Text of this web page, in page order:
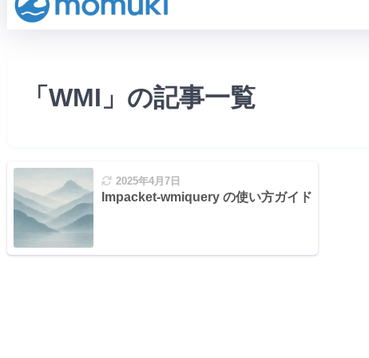
「WMI」の記事一覧
2025年4月7日
Impacket-wmiquery の使い方ガイド